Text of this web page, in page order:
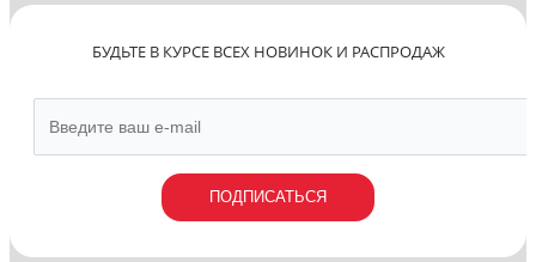
БУДЬТЕ В КУРСЕ ВСЕХ НОВИНОК И РАСПРОДАЖ
ПОДПИСАТЬСЯ